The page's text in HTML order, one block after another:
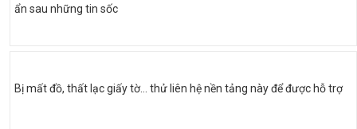
ẩn sau những tin sốc
Bị mất đồ, thất lạc giấy tờ... thử liên hệ nền tảng này để được hỗ trợ